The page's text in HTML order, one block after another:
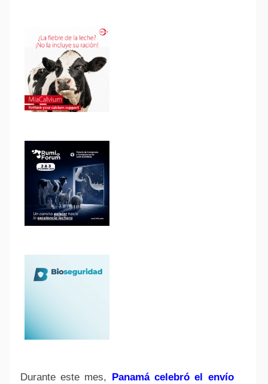
Durante este mes, Panamá celebró el envío